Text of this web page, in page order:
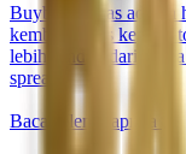
Buyback emas adalah
kembali emas kepada
lebih rendah dari
spread.
Baca selengkapnya